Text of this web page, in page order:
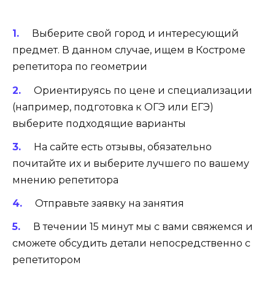
Выберите свой город и интересующий
предмет. В данном случае, ищем в Костроме
репетитора по геометрии
Ориентируясь по цене и специализации
(например, подготовка к ОГЭ или ЕГЭ)
выберите подходящие варианты
На сайте есть отзывы, обязательно
почитайте их и выберите лучшего по вашему
мнению репетитора
Отправьте заявку на занятия
В течении 15 минут мы с вами свяжемся и
сможете обсудить детали непосредственно с
репетитором